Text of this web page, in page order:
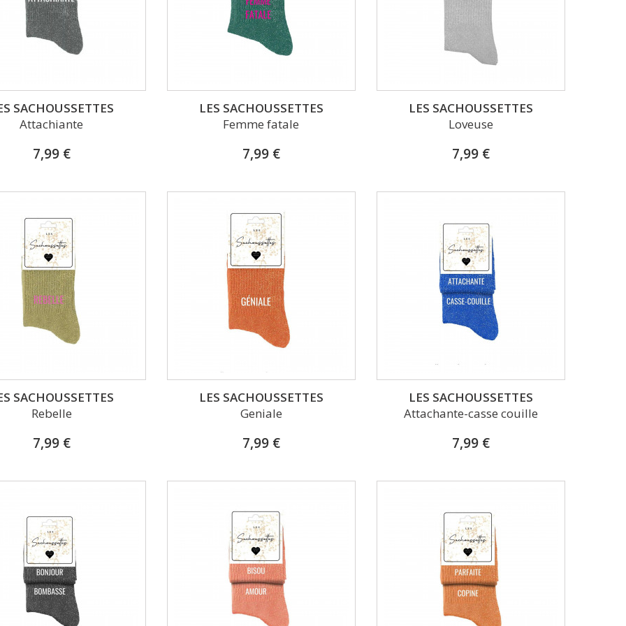
SACHOUSSETTES
Attachiante
7,99 €
LES SACHOUSSETTES
Femme fatale
7,99 €
LES SACHOUSSETTES
Loveuse
7,99 €
SACHOUSSETTES
Rebelle
7,99 €
LES SACHOUSSETTES
Geniale
7,99 €
LES SACHOUSSETTES
Attachante-casse couille
7,99 €